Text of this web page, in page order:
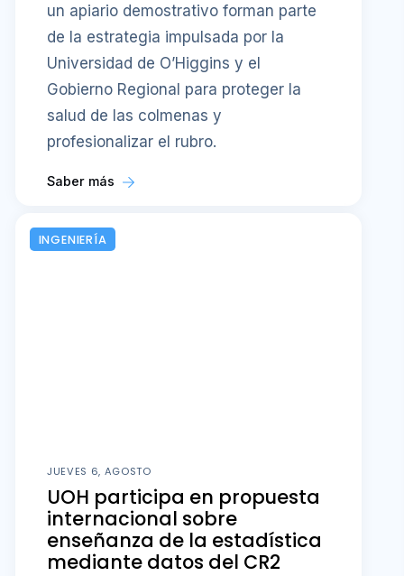
un apiario demostrativo forman parte
de la estrategia impulsada por la
Universidad de O’Higgins y el
Gobierno Regional para proteger la
salud de las colmenas y
profesionalizar el rubro.
Saber más
INGENIERÍA
JUEVES 6, AGOSTO
UOH participa en propuesta
internacional sobre
enseñanza de la estadística
mediante datos del CR2